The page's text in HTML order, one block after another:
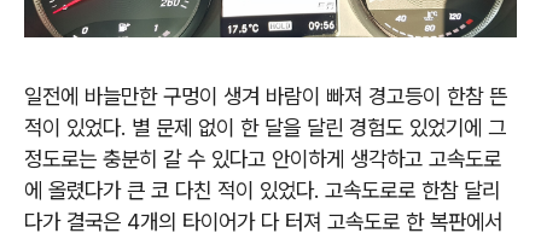
일전에 바늘만한 구멍이 생겨 바람이 빠져 경고등이 한참 뜬
적이 있었다. 별 문제 없이 한 달을 달린 경험도 있었기에 그
정도로는 충분히 갈 수 있다고 안이하게 생각하고 고속도로
에 올렸다가 큰 코 다친 적이 있었다. 고속도로로 한참 달리
다가 결국은 4개의 타이어가 다 터져 고속도로 한 복판에서